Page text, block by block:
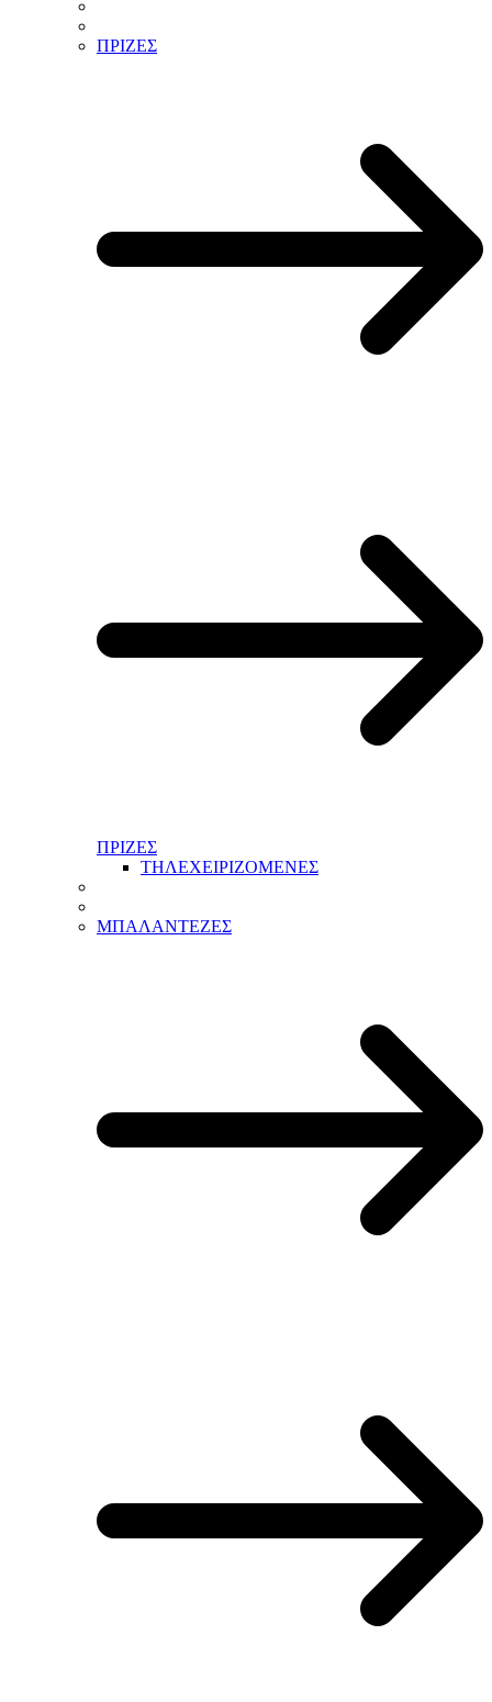
ΠΡΙΖΕΣ
ΠΡΙΖΕΣ
ΤΗΛΕΧΕΙΡΙΖΟΜΕΝΕΣ
ΜΠΑΛΑΝΤΕΖΕΣ